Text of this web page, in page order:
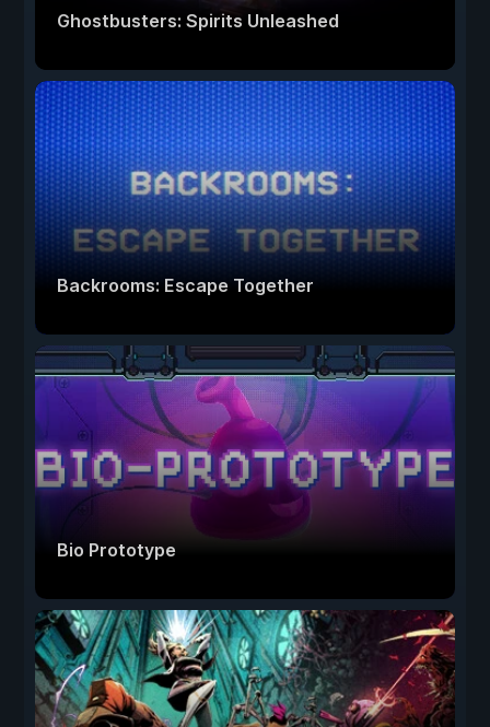
Ghostbusters: Spirits Unleashed
Backrooms: Escape Together
Bio Prototype